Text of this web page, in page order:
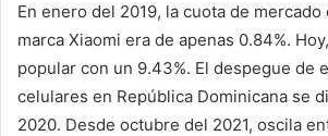
En enero del 2019, la cuota de mercado
marca Xiaomi era de apenas 0.84%.
popular con un 9.43%. El despegue de
celulares en República Dominicana se
2020. Desde octubre del 2021, oscila